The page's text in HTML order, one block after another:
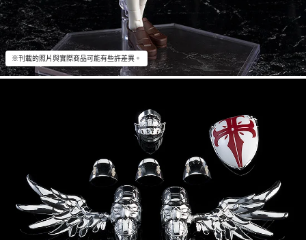
※刊載的照片與實際商品可能有些許差異。